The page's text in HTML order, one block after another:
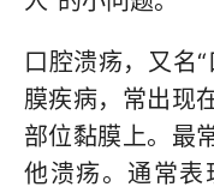
口腔溃疡，又名
膜疾病，常出现
部位黏膜上。最
他溃疡。通常表